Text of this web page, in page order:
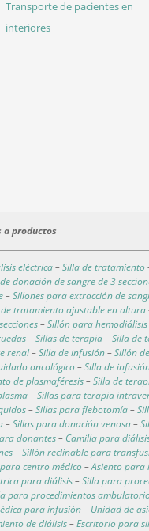
Transporte de pacientes en
interiores
a productos
eléctrica–Silla de tratamiento
donación de sangre de 3
–Sillones para extracción de
tratamiento ajustable en altura
–Sillón para
–Sillas de terapia–Silla de
renal–Silla de infusión–Sillón
oncológico –Silla de
de plasmaféresis–Silla de
–Sillas para terapia
–Sillas para flebotomía–
–Sillas para donación venosa–
donantes– Camilla para
–Sillón reclinable para
centro médico –Asiento para
para diálisis–Silla para
para procedimientos
para infusión– Unidad de
de diálisis–Escritorio para